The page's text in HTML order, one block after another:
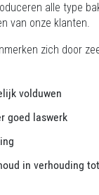
alle type
van onze klanten.
zich door
volduwen
goed laswerk
in verhouding